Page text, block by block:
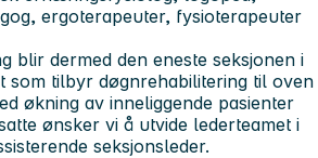
ergoterapeuter, fysioterapeuter
blir dermed den eneste seksjonen i
som tilbyr døgnrehabilitering til oven
økning av inneliggende pasienter
ønsker vi å utvide lederteamet i
seksjonsleder.